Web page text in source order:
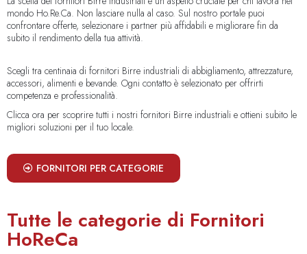
mondo Ho.Re.Ca. Non lasciare nulla al caso. Sul nostro portale puoi
confrontare offerte, selezionare i partner più affidabili e migliorare fin da
subito il rendimento della tua attività.
Scegli tra centinaia di fornitori Birre industriali di abbigliamento, attrezzature,
accessori, alimenti e bevande. Ogni contatto è selezionato per offrirti
competenza e professionalità.
Clicca ora per scoprire tutti i nostri fornitori Birre industriali e ottieni subito le
migliori soluzioni per il tuo locale.
FORNITORI PER CATEGORIE
Tutte le categorie di Fornitori
HoReCa